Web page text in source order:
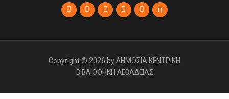
Copyright © 2026 by ΔΗΜΟΣΙΑ ΚΕΝΤΡΙΚΗ
ΒΙΒΛΙΟΘΗΚΗ ΛΕΒΑΔΕΙΑΣ